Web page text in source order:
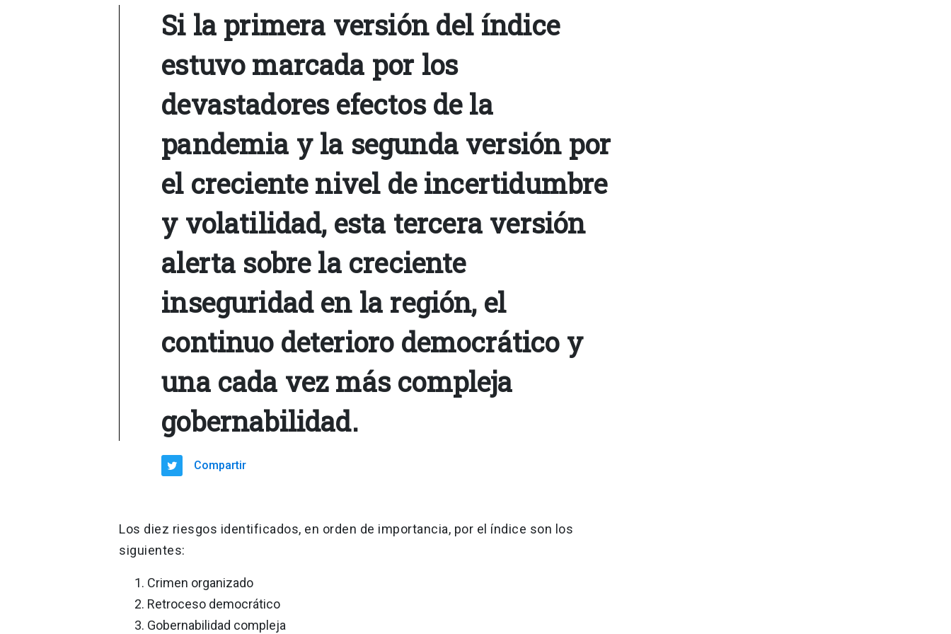
Si la primera versión del índice
estuvo marcada por los
devastadores efectos de la
pandemia y la segunda versión por
el creciente nivel de incertidumbre
y volatilidad, esta tercera versión
alerta sobre la creciente
inseguridad en la región, el
continuo deterioro democrático y
una cada vez más compleja
gobernabilidad.
Compartir
Los diez riesgos identificados, en orden de importancia, por el índice son los
siguientes:
Crimen organizado
Retroceso democrático
Gobernabilidad compleja